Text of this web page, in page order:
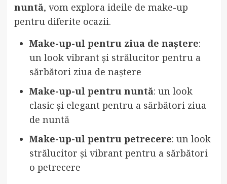
nuntă, vom explora ideile de make-up
pentru diferite ocazii.
Make-up-ul pentru ziua de naștere:
un look vibrant și strălucitor pentru a
sărbători ziua de naștere
Make-up-ul pentru nuntă: un look
clasic și elegant pentru a sărbători ziua
de nuntă
Make-up-ul pentru petrecere: un look
strălucitor și vibrant pentru a sărbători
o petrecere